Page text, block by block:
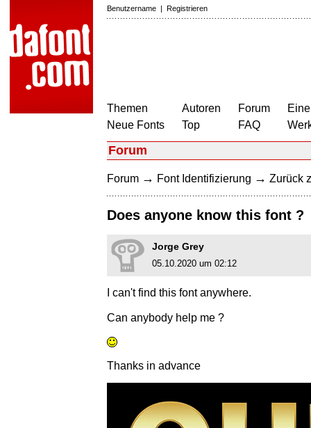
Benutzername | Registrieren
Themen
Neue Fonts
Autoren
Top
Forum
FAQ
Forum
Forum → Font Identifizierung → Zurück
Does anyone know this font ?
Jorge Grey
05.10.2020 um 02:12
I can't find this font anywhere.
Can anybody help me ?
Thanks in advance